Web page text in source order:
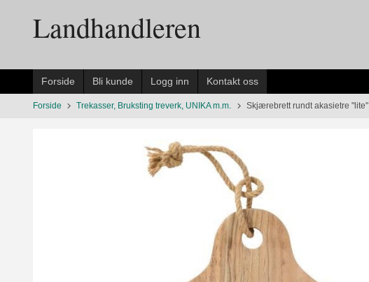
innholdetLandhandleren
Forside Bli kunde Logg inn Kontakt oss
Forside Trekasser, Bruksting treverk, UNIKA m.m. Skjærebrett rundt akasietre "lite"